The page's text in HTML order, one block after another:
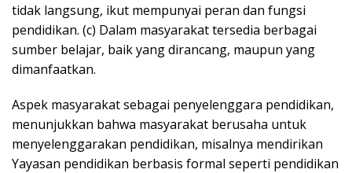
tidak langsung, ikut mempunyai peran dan fungsi
pendidikan. (c) Dalam masyarakat tersedia berbagai
sumber belajar, baik yang dirancang, maupun yang
dimanfaatkan.
Aspek masyarakat sebagai penyelenggara pendidikan,
menunjukkan bahwa masyarakat berusaha untuk
menyelenggarakan pendidikan, misalnya mendirikan
Yayasan pendidikan berbasis formal seperti pendidikan